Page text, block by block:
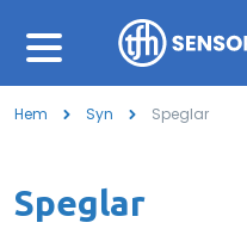
Hem Syn Speglar
Speglar